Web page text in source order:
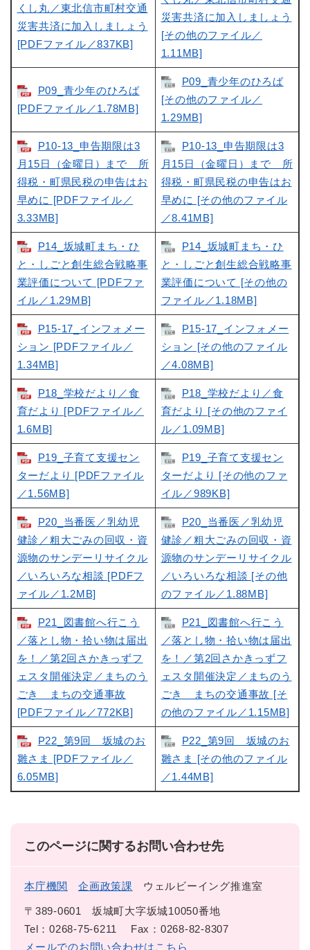
くし丸／東北信市町村交通
災害共済に加入しましょう
[PDFファイル／837KB]
災害共済に加入しましょう
[その他のファイル／
1.11MB]
P09_青少年のひろば
[PDFファイル／1.78MB]
P09_青少年のひろば
[その他のファイル／
1.29MB]
P10-13_申告期限は3
月15日（金曜日）まで 所
得税・町県民税の申告はお
早めに [PDFファイル／
3.33MB]
P10-13_申告期限は3
月15日（金曜日）まで 所
得税・町県民税の申告はお
早めに [その他のファイル
／8.41MB]
P14_坂城町まち・ひ
と・しごと創生総合戦略事
業評価について [PDFファ
イル／1.29MB]
P14_坂城町まち・ひ
と・しごと創生総合戦略事
業評価について [その他の
ファイル／1.18MB]
P15-17_インフォメー
ション [PDFファイル／
1.34MB]
P15-17_インフォメー
ション [その他のファイル
／4.08MB]
P18_学校だより／食
育だより [PDFファイル／
1.6MB]
P18_学校だより／食
育だより [その他のファイ
ル／1.09MB]
P19_子育て支援セン
ターだより [PDFファイル
／1.56MB]
P19_子育て支援セン
ターだより [その他のファ
イル／989KB]
P20_当番医／乳幼児
健診／粗大ごみの回収・資
源物のサンデーリサイクル
／いろいろな相談 [PDFフ
ァイル／1.2MB]
P20_当番医／乳幼児
健診／粗大ごみの回収・資
源物のサンデーリサイクル
／いろいろな相談 [その他
のファイル／1.88MB]
P21_図書館へ行こう
／落とし物・拾い物は届出
を！／第2回さかきっずフ
ェスタ開催決定／まちのう
ごき まちの交通事故
[PDFファイル／772KB]
P21_図書館へ行こう
／落とし物・拾い物は届出
を！／第2回さかきっずフ
ェスタ開催決定／まちのう
ごき まちの交通事故 [そ
の他のファイル／1.15MB]
P22_第9回 坂城のお
雛さま [PDFファイル／
6.05MB]
P22_第9回 坂城のお
雛さま [その他のファイル
／1.44MB]
このページに関するお問い合わせ先
本庁機関 企画政策課 ウェルビーイング推進室
〒389-0601
坂城町大字坂城10050番地
Tel：0268-75-6211
Fax：0268-82-8307
メールでのお問い合わせはこちら